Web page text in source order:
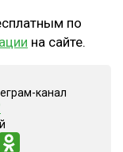
по
на сайте.
канал